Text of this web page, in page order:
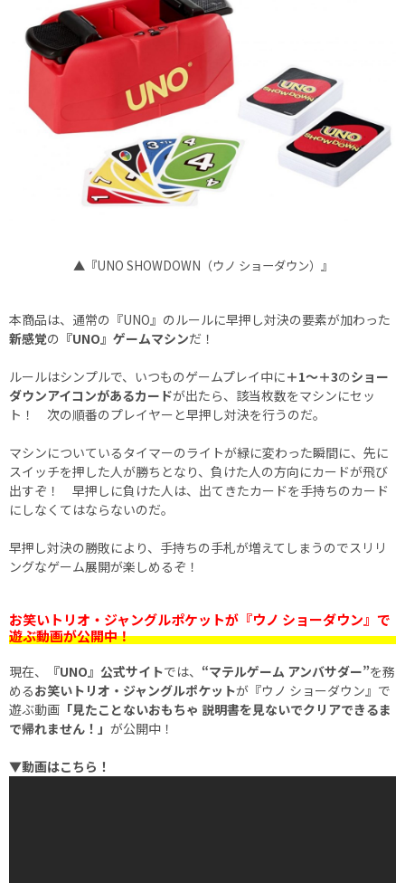
▲『UNO SHOWDOWN（ウノ ショーダウン）』
本商品は、通常の『UNO』のルールに早押し対決の要素が加わった
新感覚の 『UNO』ゲームマシンだ！
ルールはシンプルで、いつものゲームプレイ中に＋1～＋3のショー
ダウンアイコンがあるカードが出たら、該当枚数をマシンにセッ
ト！ 次の順番のプレイヤーと早押し対決を行うのだ。
マシンについているタイマーのライトが緑に変わった瞬間に、先に
スイッチを押した人が勝ちとなり、負けた人の方向にカードが飛び
出すぞ！ 早押しに負けた人は、出てきたカードを手持ちのカード
にしなくてはならないのだ。
早押し対決の勝敗により、手持ちの手札が増えてしまうのでスリリ
ングなゲーム展開が楽しめるぞ！
お笑いトリオ・ジャングルポケットが『ウノ ショーダウン』で
遊ぶ動画が公開中！
現在、 『UNO』公式サイトでは、 “マテルゲーム アンバサダー”を務
めるお笑いトリオ・ジャングルポケットが『ウノ ショーダウン』で
遊ぶ動画 「見たことないおもちゃ 説明書を見ないでクリアできるま
で帰れません！」 が公開中！
▼動画はこちら！